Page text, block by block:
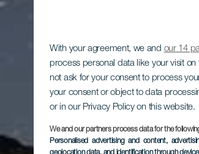
With your agreement, we and our 14
process personal data like your visit
not ask for your consent to process
your consent or object to data
or in our Privacy Policy on this website.
We and our partners process data for the
Personalised advertising and content,